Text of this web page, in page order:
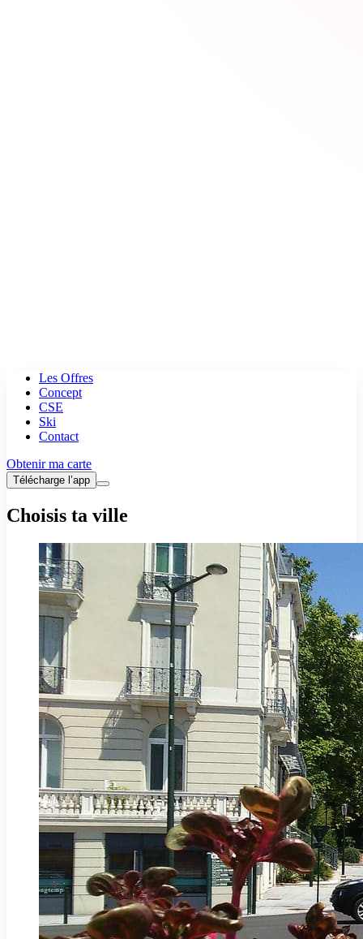
Les Offres
Concept
CSE
Ski
Contact
Obtenir ma carte
Télécharge l’app
Choisis ta ville